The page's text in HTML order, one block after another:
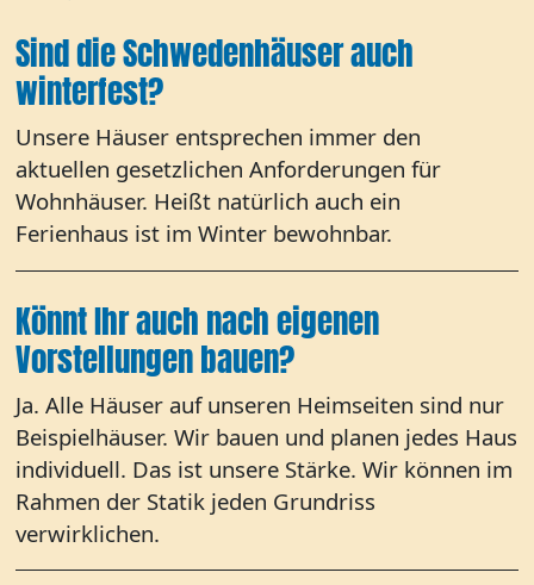
Sind die Schwedenhäuser auch
winterfest?
Unsere Häuser entsprechen immer den
aktuellen gesetzlichen Anforderungen für
Wohnhäuser. Heißt natürlich auch ein
Ferienhaus ist im Winter bewohnbar.
Könnt Ihr auch nach eigenen
Vorstellungen bauen?
Ja. Alle Häuser auf unseren Heimseiten sind nur
Beispielhäuser. Wir bauen und planen jedes Haus
individuell. Das ist unsere Stärke. Wir können im
Rahmen der Statik jeden Grundriss
verwirklichen.